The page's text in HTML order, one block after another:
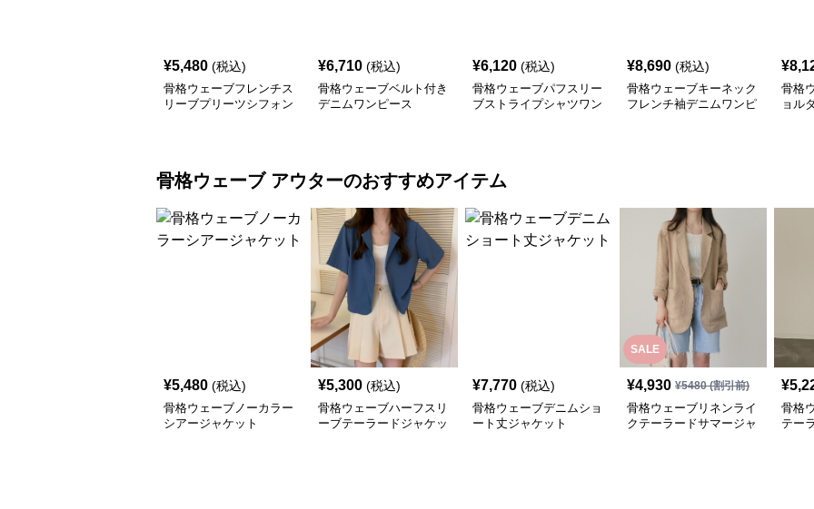
¥5,480 (税込)
骨格ウェーブフレンチス
リーブプリーツシフォン
¥6,710 (税込)
骨格ウェーブベルト付き
デニムワンピース
¥6,120 (税込)
骨格ウェーブパフスリー
ブストライプシャツワン
¥8,690 (税込)
骨格ウェーブキーネック
フレンチ袖デニムワンピ
¥
骨格
ョル
骨格ウェーブ アウターのおすすめアイテム
¥5,480 (税込)
骨格ウェーブノーカラー
シアージャケット
¥5,300 (税込)
骨格ウェーブハーフスリ
ーブテーラードジャケッ
¥7,770 (税込)
骨格ウェーブデニムショ
ート丈ジャケット
SALE
¥4,930 ¥5480(割引前)
骨格ウェーブリネンライ
クテーラードサマージャ
¥
骨格
テー